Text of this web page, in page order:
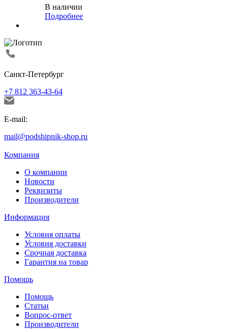
В наличии
Подробнее
Санкт-Петербург
+7 812 363-43-64
E-mail:
mail@podshipnik-shop.ru
Компания
О компании
Новости
Реквизиты
Производители
Информация
Условия оплаты
Условия доставки
Срочная доставка
Гарантия на товар
Помощь
Помощь
Статьи
Вопрос-ответ
Производители